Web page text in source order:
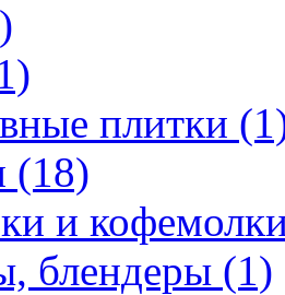
плитки
(18)
и
блендеры (1)